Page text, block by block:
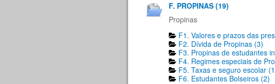
F. PROPINAS (19)
Propinas
F1. Valores e prazos das
F2. Dívida de Propinas (3)
F3. Propinas de estudantes
F4. Regimes especiais de
F5. Taxas e seguro escolar
F6. Estudantes Bolseiros (2)